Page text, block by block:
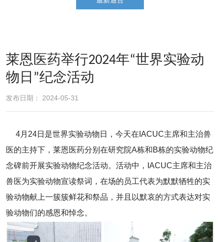
莱恩医药举行2024年“世界实验动
物日”纪念活动
发布日期： 2024-05-31
4月24日是世界实验动物日，今天在IACUC主席和主治兽
医的主持下，莱恩医药分别在研究院A栋和B栋的实验动物纪
念碑前开展实验动物纪念活动。活动中，IACUC主席和主治
兽医为实验动物宣读祭词，在场的员工代表为默默牺牲的实
验动物献上一簇簇鲜花和祭品，并且以默哀的方式表达对实
验动物们的感恩和悼念。